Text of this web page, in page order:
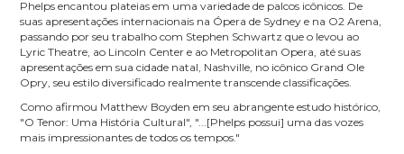
Phelps encantou plateias em uma variedade de palcos icônicos. De
suas apresentações internacionais na Ópera de Sydney e na O2 Arena,
passando por seu trabalho com Stephen Schwartz que o levou ao
Lyric Theatre, ao Lincoln Center e ao Metropolitan Opera, atésuas
apresentações em sua cidade natal, Nashville, no icônico Grand Ole
Opry, seu estilo diversificado realmente transcende classificações.
Como afirmou Matthew Boyden em seu abrangente estudo histórico,
"O Tenor: Uma História Cultural", "...[Phelps possui] uma das vozes
mais impressionantes de todos os tempos."